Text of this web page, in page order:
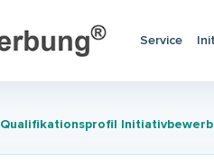
Service
Qualifikationsprofil